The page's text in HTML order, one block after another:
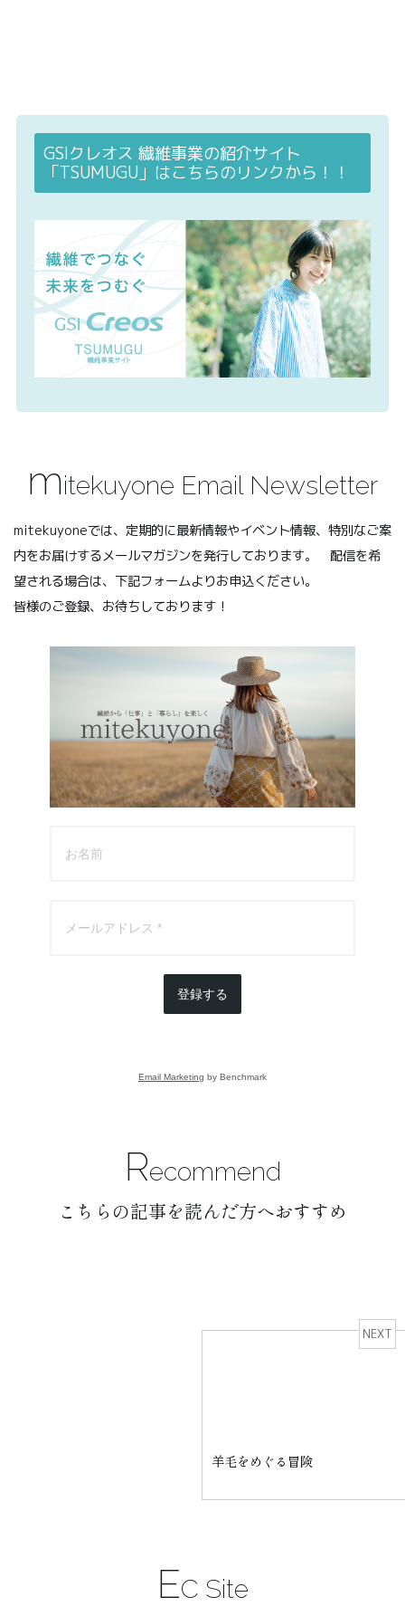
GSIクレオス 繊維事業の紹介サイト
「TSUMUGU」はこちらのリンクから！！
mitekuyone Email Newsletter
mitekuyoneでは、定期的に最新情報やイベント情報、特別なご案
内をお届けするメールマガジンを発行しております。 配信を希
望される場合は、下記フォームよりお申込ください。
皆様のご登録、お待ちしております！
登録する
Email Marketing by Benchmark
Recommend
こちらの記事を読んだ方へおすすめ
NEXT
羊毛をめぐる冒険
EC Site